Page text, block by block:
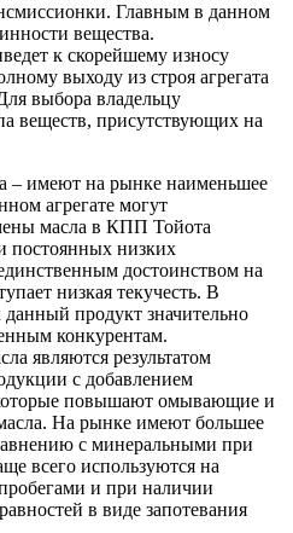
Главным в данном
вещества.
к скорейшему износу
выходу из строя агрегата
выбора владельцу
веществ, присутствующих на
– имеют на рынке наименьшее
агрегате могут
масла в КПП Тойота
постоянных низких
достоинством на
низкая текучесть. В
данный продукт значительно
конкурентам.
являются результатом
с добавлением
повышают омывающие и
На рынке имеют большее
с минеральными при
всего используются на
и при наличии
в виде запотевания